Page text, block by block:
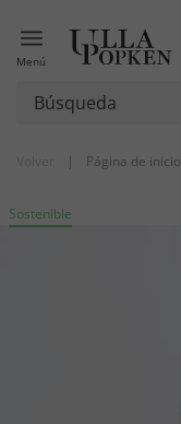
Menú
| Página de inicio
Sostenible